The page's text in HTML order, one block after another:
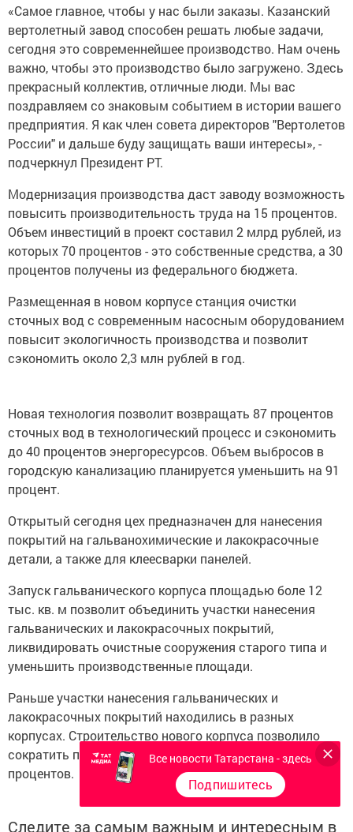
«Самое главное, чтобы у нас были заказы. Казанский
вертолетный завод способен решать любые задачи,
сегодня это современнейшее производство. Нам очень
важно, чтобы это производство было загружено. Здесь
прекрасный коллектив, отличные люди. Мы вас
поздравляем со знаковым событием в истории вашего
предприятия. Я как член совета директоров "Вертолетов
России" и дальше буду защищать ваши интересы», -
подчеркнул Президент РТ.
Модернизация производства даст заводу возможность
повысить производительность труда на 15 процентов.
Объем инвестиций в проект составил 2 млрд рублей, из
которых 70 процентов - это собственные средства, а 30
процентов получены из федерального бюджета.
Размещенная в новом корпусе станция очистки
сточных вод с современным насосным оборудованием
повысит экологичность производства и позволит
сэкономить около 2,3 млн рублей в год.
Новая технология позволит возвращать 87 процентов
сточных вод в технологический процесс и сэкономить
до 40 процентов энергоресурсов. Объем выбросов в
городскую канализацию планируется уменьшить на 91
процент.
Открытый сегодня цех предназначен для нанесения
покрытий на гальванохимические и лакокрасочные
детали, а также для клеесварки панелей.
Запуск гальванического корпуса площадью боле 12
тыс. кв. м позволит объединить участки нанесения
гальванических и лакокрасочных покрытий,
ликвидировать очистные сооружения старого типа и
уменьшить производственные площади.
Раньше участки нанесения гальванических и
лакокрасочных покрытий находились в разных
корпусах. Строительство нового корпуса позволило
сократить производственную площадь на 27
процентов.
Следите за самым важным и интересным в
Все новости Татарстана - здесь
Подпишитесь